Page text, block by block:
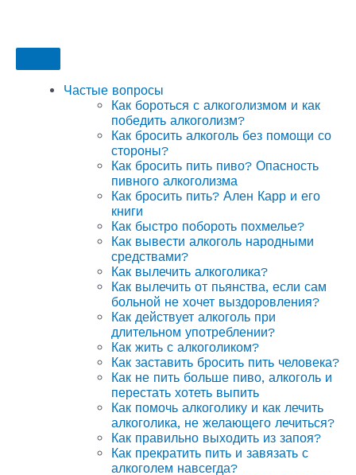
Частые вопросы
Как бороться с алкоголизмом и как
победить алкоголизм?
Как бросить алкоголь без помощи со
стороны?
Как бросить пить пиво? Опасность
пивного алкоголизма
Как бросить пить? Ален Карр и его
книги
Как быстро побороть похмелье?
Как вывести алкоголь народными
средствами?
Как вылечить алкоголика?
Как вылечить от пьянства, если сам
больной не хочет выздоровления?
Как действует алкоголь при
длительном употреблении?
Как жить с алкоголиком?
Как заставить бросить пить человека?
Как не пить больше пиво, алкоголь и
перестать хотеть выпить
Как помочь алкоголику и как лечить
алкоголика, не желающего лечиться?
Как правильно выходить из запоя?
Как прекратить пить и завязать с
алкоголем навсегда?